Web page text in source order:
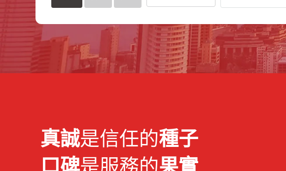
真誠是信任的種子
口碑是服務的果實